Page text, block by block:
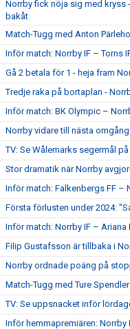
Norrby fick nöja sig med kryss
bakåt
Match-Tugg med Anton
Inför match: Norrby IF – Torns
Gå 2 betala för 1 - heja fram
Tredje raka på bortaplan -
Inför match: BK Olympic –
Norrby vidare till nästa omgång
TV: Se Wålemarks segermål
Stor dramatik när Norrby
Inför match: Falkenbergs FF –
Första förlusten under 2024:
Inför match: Norrby IF – Ariana
Filip Gustafsson är tillbaka i
Norrby ordnade poäng på
Match-Tugg med Ture Spendler
TV: Se uppsnacket inför
Inför hemmapremiären: